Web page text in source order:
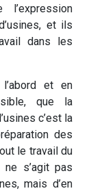
et ils
dans les
et en
que la
c’est la
des
le travail du
s’agit pas
mais d’en